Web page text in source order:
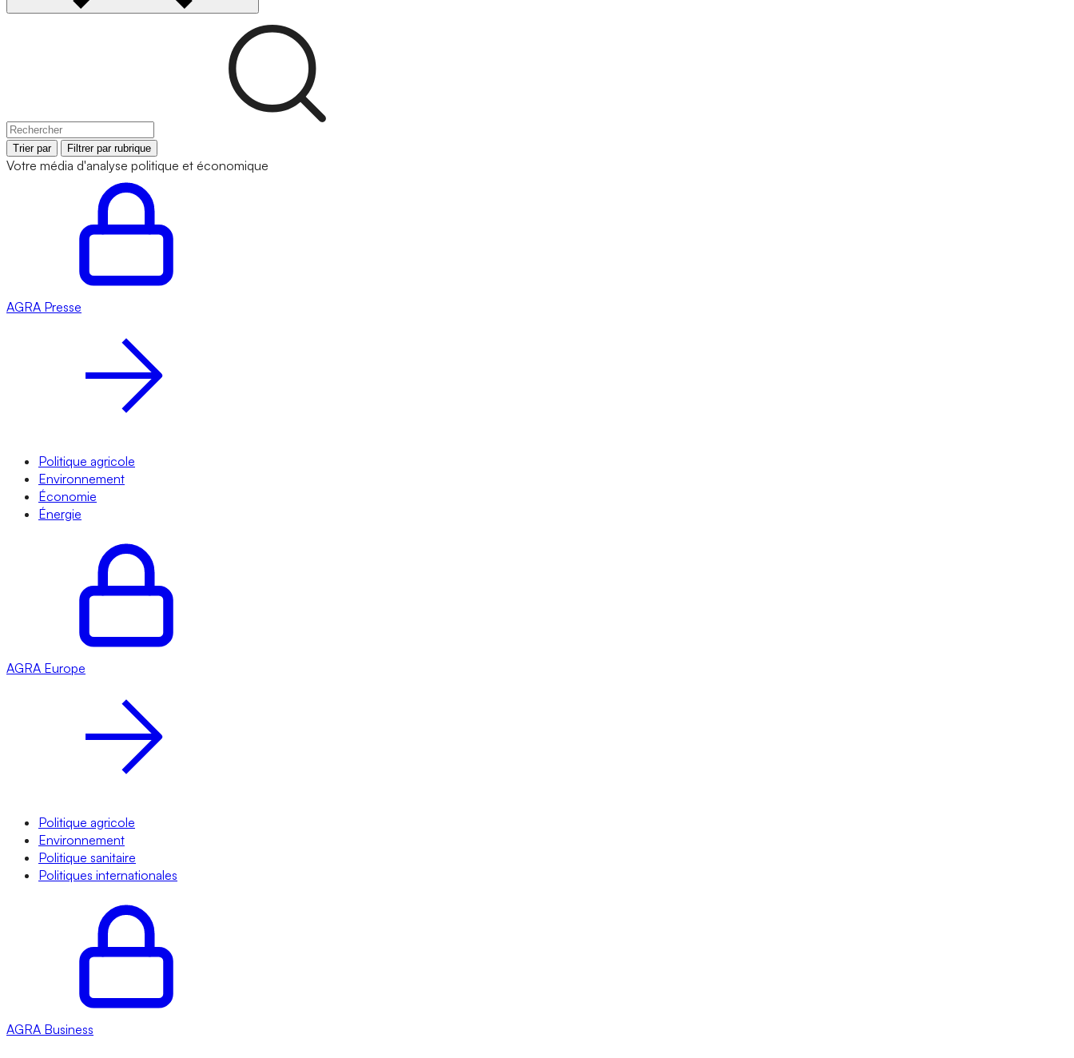
Trier par Filtrer par rubrique
Votre média d'analyse politique et économique
AGRA Presse
Politique agricole
Environnement
Économie
Énergie
AGRA Europe
Politique agricole
Environnement
Politique sanitaire
Politiques internationales
AGRA Business